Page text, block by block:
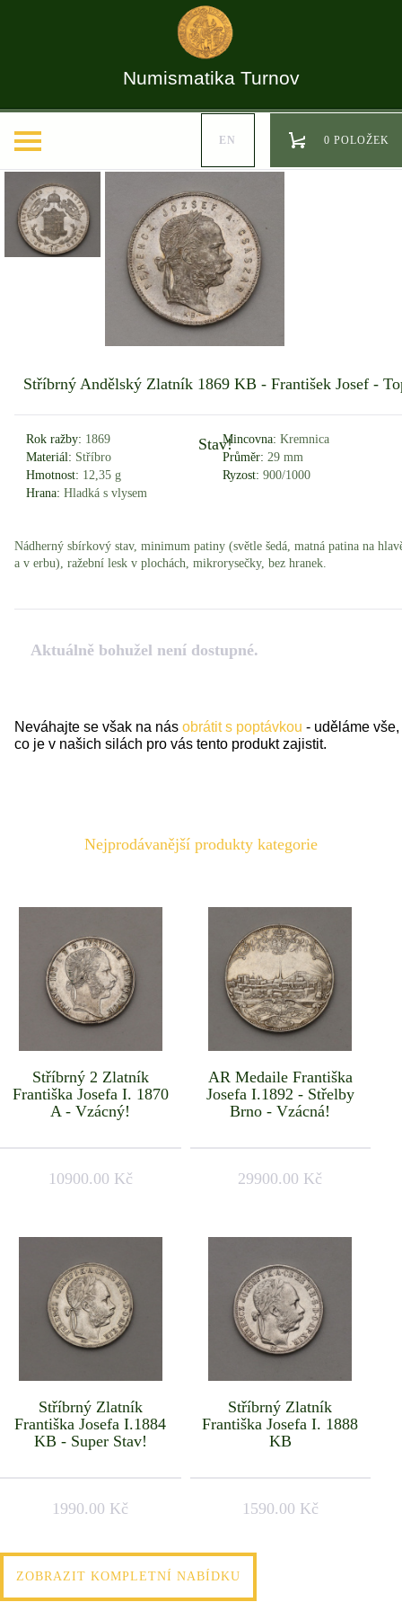
Numismatika Turnov
EN 0 POLOŽEK
Stříbrný Andělský Zlatník 1869 KB - František Josef -
Stav!
Rok ražby: 1869 Mincovna: Kremnica
Materiál: Stříbro Průměr: 29 mm
Hmotnost: 12,35 g Ryzost: 900/1000
Hrana: Hladká s vlysem
Nádherný sbírkový stav, minimum patiny (světle šedá, matná patina na
a v erbu), ražební lesk v plochách, mikrorysečky, bez hranek.
Aktuálně bohužel není dostupné.
Neváhajte se však na nás obrátit s poptávkou - uděláme vše,
co je v našich silách pro vás tento produkt zajistit.
Nejprodávanější produkty kategorie
Stříbrný 2 Zlatník
Františka Josefa I. 1870
A - Vzácný!
10900.00 Kč
AR Medaile Františka
Josefa I.1892 - Střelby
Brno - Vzácná!
29900.00 Kč
Stříbrný Zlatník
Františka Josefa I.1884
KB - Super Stav!
1990.00 Kč
Stříbrný Zlatník
Františka Josefa I. 1888
KB
1590.00 Kč
ZOBRAZIT KOMPLETNÍ NABÍDKU